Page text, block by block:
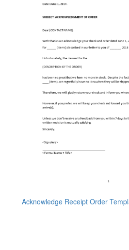
Acknowledge Receipt Order